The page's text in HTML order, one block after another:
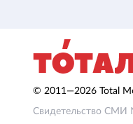
© 2011—2026 Total
Свидетельство